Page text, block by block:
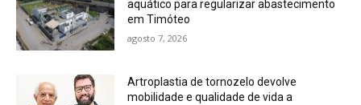
aquático para regularizar abastecimento
em Timóteo
agosto 7, 2026
Artroplastia de tornozelo devolve
mobilidade e qualidade de vida a